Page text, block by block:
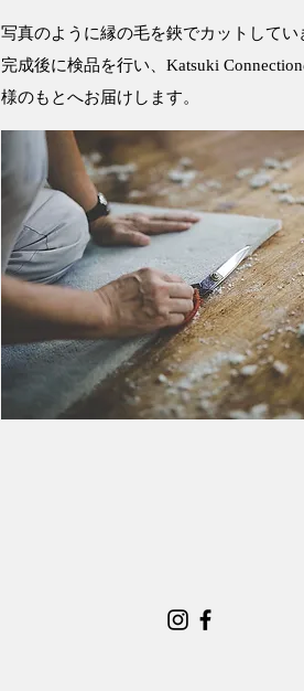
写真のように縁の毛を鋏でカットしてい
完成後に検品を行い、Katsuki
様のもとへお届けします。